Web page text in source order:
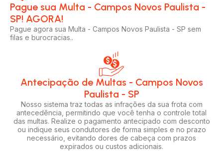
Pague sua Multa - Campos Novos Paulista -
SP! AGORA!​
Pague agora sua Multa - Campos Novos Paulista - SP sem
filas e burocracias..
Antecipação de Multas - Campos Novos
Paulista - SP
Nosso sistema traz todas as infrações da sua frota com
antecedência, permitindo que você tenha o controle total
das multas. Realize o pagamento antecipado com desconto
ou indique seus condutores de forma simples e no prazo
necessário, evitando dores de cabeça com prazos
expirados ou custos adicionais.